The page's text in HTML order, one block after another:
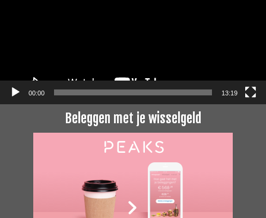
00:00 13:19
Beleggen met je wisselgeld